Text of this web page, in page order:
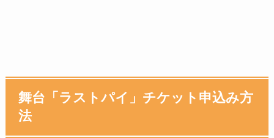
舞台「ラストパイ」チケット申込み方
法